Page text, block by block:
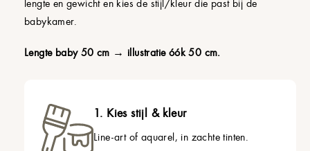
babykamer.
Lengte baby 50 cm → illustratie óók 50 cm.
1. Kies stijl & kleur
Line-art of aquarel, in zachte tinten.